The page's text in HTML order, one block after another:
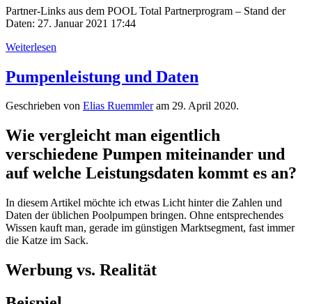
Partner-Links aus dem POOL Total Partnerprogram – Stand der
Daten: 27. Januar 2021 17:44
Weiterlesen
Pumpenleistung und Daten
Geschrieben von Elias Ruemmleram 29. April 2020.
Wie vergleicht man eigentlich
verschiedene Pumpen miteinander und
auf welche Leistungsdaten kommt es an?
In diesem Artikel möchte ich etwas Licht hinter die Zahlen und
Daten der üblichen Poolpumpen bringen. Ohne entsprechendes
Wissen kauft man, gerade im günstigen Marktsegment, fast immer
die Katze im Sack.
Werbung vs. Realität